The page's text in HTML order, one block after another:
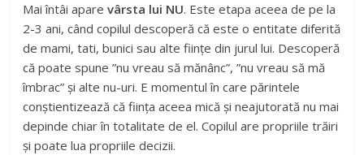
Mai întâi aparevârsta lui NU. Este etapa aceea de pe la
2-3 ani, când copilul descoperă că este o entitate diferită
de mami, tati, bunici sau alte ființe din jurul lui. Descoperă
că poate spune ”nu vreau să mănânc”, ”nu vreau să mă
îmbrac” și alte nu-uri. E momentul în care părintele
conștientizează că ființa aceea mică și neajutorată nu mai
depinde chiar în totalitate de el. Copilul are propriile trăiri
și poate lua propriile decizii.